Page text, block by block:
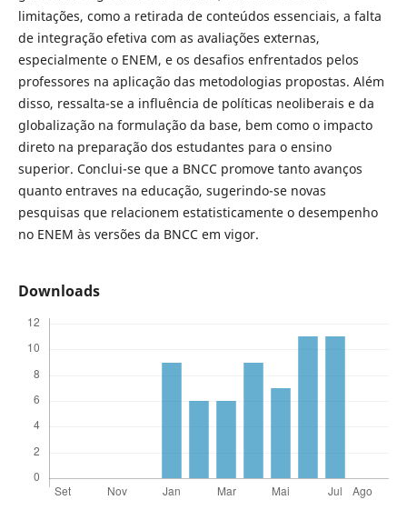
limitações, como a retirada de conteúdos essenciais, a falta
de integração efetiva com as avaliações externas,
especialmente o ENEM, e os desafios enfrentados pelos
professores na aplicação das metodologias propostas. Além
disso, ressalta-se a influência de políticas neoliberais e da
globalização na formulação da base, bem como o impacto
direto na preparação dos estudantes para o ensino
superior. Conclui-se que a BNCC promove tanto avanços
quanto entraves na educação, sugerindo-se novas
pesquisas que relacionem estatisticamente o desempenho
no ENEM às versões da BNCC em vigor.
Downloads